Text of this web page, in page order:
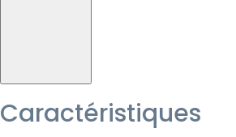
Caractéristiques